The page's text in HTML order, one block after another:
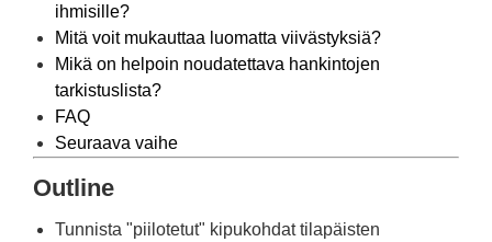
ihmisille?
Mitä voit mukauttaa luomatta viivästyksiä?
Mikä on helpoin noudatettava hankintojen
tarkistuslista?
FAQ
Seuraava vaihe
Outline
Tunnista "piilotetut" kipukohdat tilapäisten